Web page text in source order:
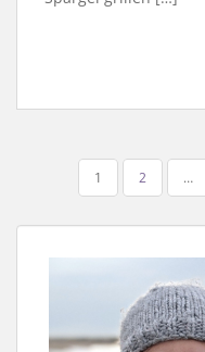
BEITRÄGE
1 2 …